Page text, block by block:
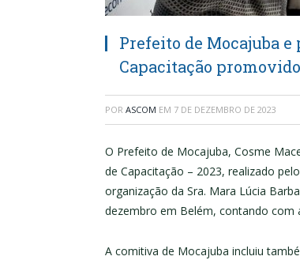
Prefeito de Mocajuba
Capacitação
POR ASCOM EM 7 DE DEZEMBRO DE 2023
O Prefeito de Mocajuba, Cosme
de Capacitação – 2023, realizado
organização da Sra. Mara Lúcia
dezembro em Belém, contando com
A comitiva de Mocajuba incluiu